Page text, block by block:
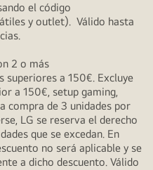
el código
y outlet). Válido hasta
2 o más
superiores a 150€. Excluye
a 150€, setup gaming,
compra de 3 unidades por
LG se reserva el derecho
que se excedan. En
no será aplicable y se
a dicho descuento. Válido